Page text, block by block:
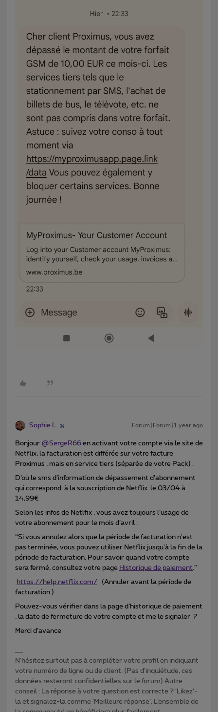
Sophie L. Forum|Forum|1 year ago
Bonjour ​ @SergeR66 en activant votre compte via le site de
Netflix, la facturation est différée sur votre facture
Proximus , mais en service tiers (séparée de votre Pack) .
D’où le sms d’information de dépassement d’abonnement
qui correspond à la souscription de Netflix le 03/04 à
14,99€
Selon les infos de Netlfix , vous avez toujours l’usage de
votre abonnement pour le mois d’avril :
“Si vous annulez alors que la période de facturation n'est
pas terminée, vous pouvez utiliser Netflix jusqu'à la fin de la
période de facturation. Pour savoir quand votre compte
sera fermé, consultez votre page Historique de paiement.”
https://help.netflix.com/ (Annuler avant la période de
facturation )
Pouvez-vous vérifier dans la page d’historique de paiement
, la date de fermeture de votre compte et me le signaler ?
Merci d’avance
N'hésitez surtout pas à compléter votre profil en indiquant
votre numéro de ligne ou de client. (Pas d'inquiétude, ces
données resteront confidentielles sur le forum) Autre
conseil : La réponse à votre question est correcte ? ‘Likez’-
la et signalez-la comme ‘Meilleure réponse’. L’ensemble de